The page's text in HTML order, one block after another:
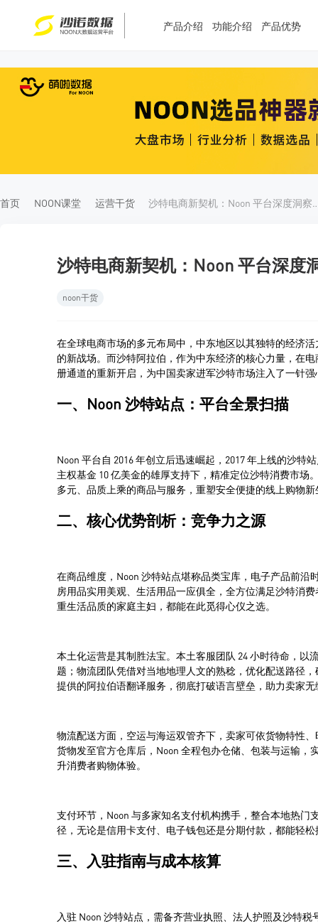
产品介绍 功能介绍 产品优势
首页 NOON课堂 运营干货 沙特电商新契
沙特电商新契机：Noon 平台深度
noon干货